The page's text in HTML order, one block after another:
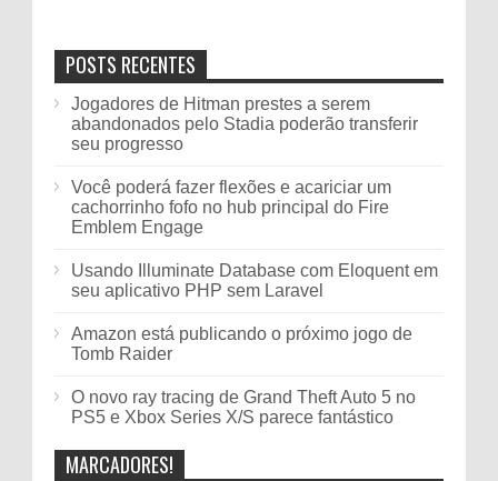
POSTS RECENTES
Jogadores de Hitman prestes a serem
abandonados pelo Stadia poderão transferir
seu progresso
Você poderá fazer flexões e acariciar um
cachorrinho fofo no hub principal do Fire
Emblem Engage
Usando Illuminate Database com Eloquent em
seu aplicativo PHP sem Laravel
Amazon está publicando o próximo jogo de
Tomb Raider
O novo ray tracing de Grand Theft Auto 5 no
PS5 e Xbox Series X/S parece fantástico
MARCADORES!